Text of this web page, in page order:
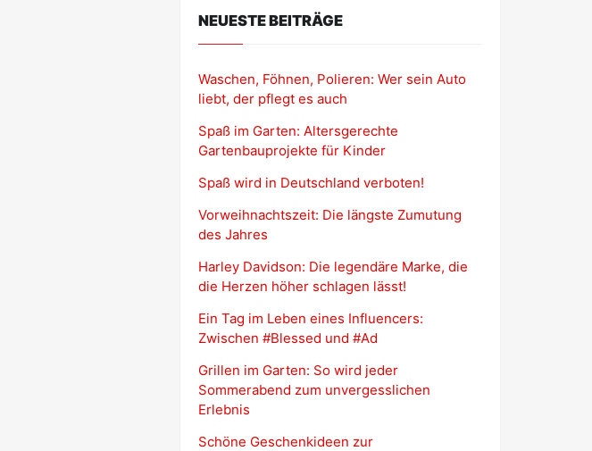
NEUESTE BEITRÄGE
Waschen, Föhnen, Polieren: Wer sein Auto
liebt, der pflegt es auch
Spaß im Garten: Altersgerechte
Gartenbauprojekte für Kinder
Spaß wird in Deutschland verboten!
Vorweihnachtszeit: Die längste Zumutung
des Jahres
Harley Davidson: Die legendäre Marke, die
die Herzen höher schlagen lässt!
Ein Tag im Leben eines Influencers:
Zwischen #Blessed und #Ad
Grillen im Garten: So wird jeder
Sommerabend zum unvergesslichen
Erlebnis
Schöne Geschenkideen zur